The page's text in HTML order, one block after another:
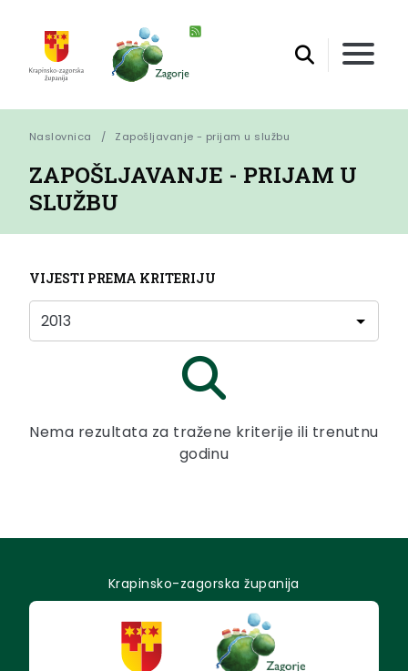
Naslovnica Zapošljavanje - prijam u službu
ZAPOŠLJAVANJE - PRIJAM U
SLUŽBU
VIJESTI PREMA KRITERIJU
Nema rezultata za tražene kriterije ili trenutnu
godinu
Krapinsko-zagorska županija